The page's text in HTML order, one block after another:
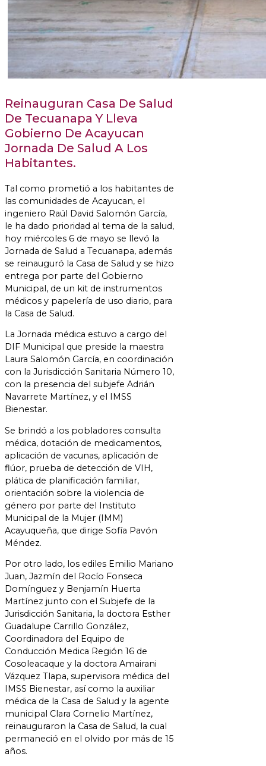
Reinauguran Casa De Salud
De Tecuanapa Y Lleva
Gobierno De Acayucan
Jornada De Salud A Los
Habitantes.
Tal como prometió a los habitantes de
las comunidades de Acayucan, el
ingeniero Raúl David Salomón García,
le ha dado prioridad al tema de la salud,
hoy miércoles 6 de mayo se llevó la
Jornada de Salud a Tecuanapa, además
se reinauguró la Casa de Salud y se hizo
entrega por parte del Gobierno
Municipal, de un kit de instrumentos
médicos y papelería de uso diario, para
la Casa de Salud.
La Jornada médica estuvo a cargo del
DIF Municipal que preside la maestra
Laura Salomón García, en coordinación
con la Jurisdicción Sanitaria Número 10,
con la presencia del subjefe Adrián
Navarrete Martínez, y el IMSS
Bienestar.
Se brindó a los pobladores consulta
médica, dotación de medicamentos,
aplicación de vacunas, aplicación de
flúor, prueba de detección de VIH,
plática de planificación familiar,
orientación sobre la violencia de
género por parte del Instituto
Municipal de la Mujer (IMM)
Acayuqueña, que dirige Sofía Pavón
Méndez.
Por otro lado, los ediles Emilio Mariano
Juan, Jazmín del Rocío Fonseca
Domínguez y Benjamín Huerta
Martínez junto con el Subjefe de la
Jurisdicción Sanitaria, la doctora Esther
Guadalupe Carrillo González,
Coordinadora del Equipo de
Conducción Medica Región 16 de
Cosoleacaque y la doctora Amairani
Vázquez Tlapa, supervisora médica del
IMSS Bienestar, así como la auxiliar
médica de la Casa de Salud y la agente
municipal Clara Cornelio Martínez,
reinauguraron la Casa de Salud, la cual
permaneció en el olvido por más de 15
años.